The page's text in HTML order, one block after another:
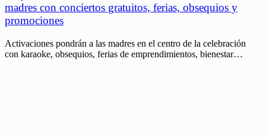
madres con conciertos gratuitos, ferias, obsequios y
promociones
Activaciones pondrán a las madres en el centro de la celebración
con karaoke, obsequios, ferias de emprendimientos, bienestar…